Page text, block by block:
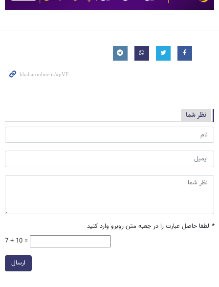
نظر شما
* لطفا حاصل عبارت را در جعبه متن روبرو وارد کنید
7 + 10 =
ارسال